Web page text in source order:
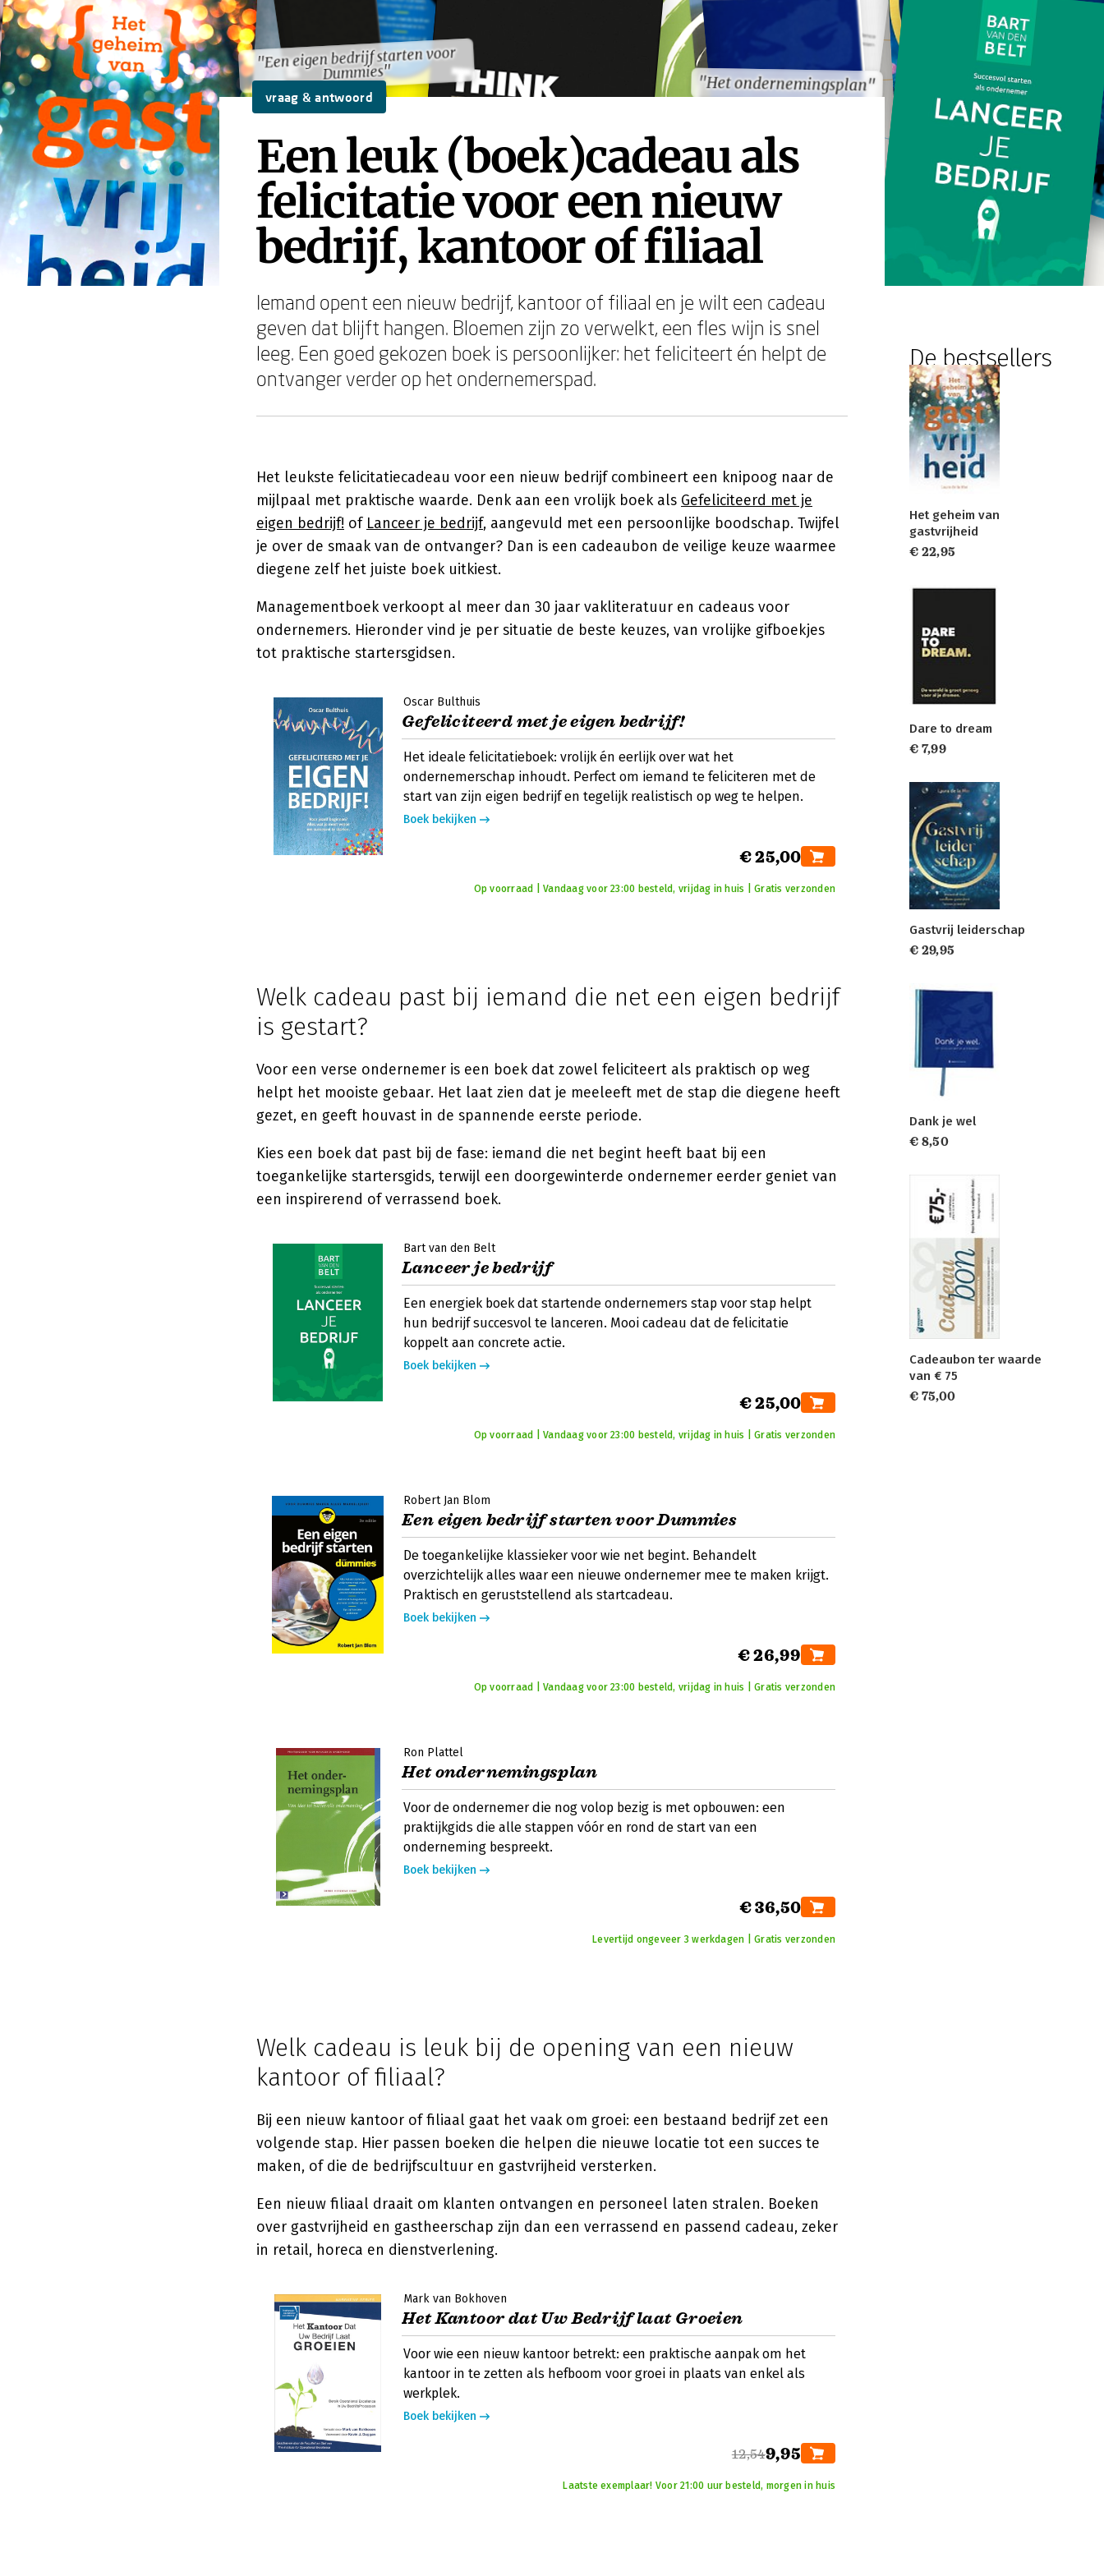
"Een eigen bedrijf starten voor
Dummies"
"Het ondernemingsplan"
"Een eigen bedrijf starten voor
Dummies"
"Het ondernemingsplan"
vraag & antwoord
Een leuk (boek)cadeau als
felicitatie voor een nieuw
bedrijf, kantoor of filiaal
Iemand opent een nieuw bedrijf, kantoor of filiaal en je wilt een cadeau
geven dat blijft hangen. Bloemen zijn zo verwelkt, een fles wijn is snel
leeg. Een goed gekozen boek is persoonlijker: het feliciteert én helpt de
ontvanger verder op het ondernemerspad.
Het leukste felicitatiecadeau voor een nieuw bedrijf combineert een knipoog naar de
mijlpaal met praktische waarde. Denk aan een vrolijk boek als Gefeliciteerd met je
eigen bedrijf! of Lanceer je bedrijf, aangevuld met een persoonlijke boodschap. Twijfel
je over de smaak van de ontvanger? Dan is een cadeaubon de veilige keuze waarmee
diegene zelf het juiste boek uitkiest.
Managementboek verkoopt al meer dan 30 jaar vakliteratuur en cadeaus voor
ondernemers. Hieronder vind je per situatie de beste keuzes, van vrolijke gifboekjes
tot praktische startersgidsen.
Oscar Bulthuis
Gefeliciteerd met je eigen bedrijf!
Het ideale felicitatieboek: vrolijk én eerlijk over wat het
ondernemerschap inhoudt. Perfect om iemand te feliciteren met de
start van zijn eigen bedrijf en tegelijk realistisch op weg te helpen.
Boek bekijken
€ 25,00
Op voorraad | Vandaag voor 23:00 besteld, vrijdag in huis | Gratis verzonden
Welk cadeau past bij iemand die net een eigen bedrijf
is gestart?
Voor een verse ondernemer is een boek dat zowel feliciteert als praktisch op weg
helpt het mooiste gebaar. Het laat zien dat je meeleeft met de stap die diegene heeft
gezet, en geeft houvast in de spannende eerste periode.
Kies een boek dat past bij de fase: iemand die net begint heeft baat bij een
toegankelijke startersgids, terwijl een doorgewinterde ondernemer eerder geniet van
een inspirerend of verrassend boek.
Bart van den Belt
Lanceer je bedrijf
Een energiek boek dat startende ondernemers stap voor stap helpt
hun bedrijf succesvol te lanceren. Mooi cadeau dat de felicitatie
koppelt aan concrete actie.
Boek bekijken
€ 25,00
Op voorraad | Vandaag voor 23:00 besteld, vrijdag in huis | Gratis verzonden
Robert Jan Blom
Een eigen bedrijf starten voor Dummies
De toegankelijke klassieker voor wie net begint. Behandelt
overzichtelijk alles waar een nieuwe ondernemer mee te maken krijgt.
Praktisch en geruststellend als startcadeau.
Boek bekijken
€ 26,99
Op voorraad | Vandaag voor 23:00 besteld, vrijdag in huis | Gratis verzonden
Ron Plattel
Het ondernemingsplan
Voor de ondernemer die nog volop bezig is met opbouwen: een
praktijkgids die alle stappen vóór en rond de start van een
onderneming bespreekt.
Boek bekijken
€ 36,50
Levertijd ongeveer 3 werkdagen | Gratis verzonden
Welk cadeau is leuk bij de opening van een nieuw
kantoor of filiaal?
Bij een nieuw kantoor of filiaal gaat het vaak om groei: een bestaand bedrijf zet een
volgende stap. Hier passen boeken die helpen die nieuwe locatie tot een succes te
maken, of die de bedrijfscultuur en gastvrijheid versterken.
Een nieuw filiaal draait om klanten ontvangen en personeel laten stralen. Boeken
over gastvrijheid en gastheerschap zijn dan een verrassend en passend cadeau, zeker
in retail, horeca en dienstverlening.
Mark van Bokhoven
Het Kantoor dat Uw Bedrijf laat Groeien
Voor wie een nieuw kantoor betrekt: een praktische aanpak om het
kantoor in te zetten als hefboom voor groei in plaats van enkel als
werkplek.
Boek bekijken
12,549,95
Laatste exemplaar! Voor 21:00 uur besteld, morgen in huis
De bestsellers
Het geheim van
gastvrijheid
€ 22,95
Dare to dream
€ 7,99
Gastvrij leiderschap
€ 29,95
Dank je wel
€ 8,50
Cadeaubon ter waarde
van € 75
€ 75,00